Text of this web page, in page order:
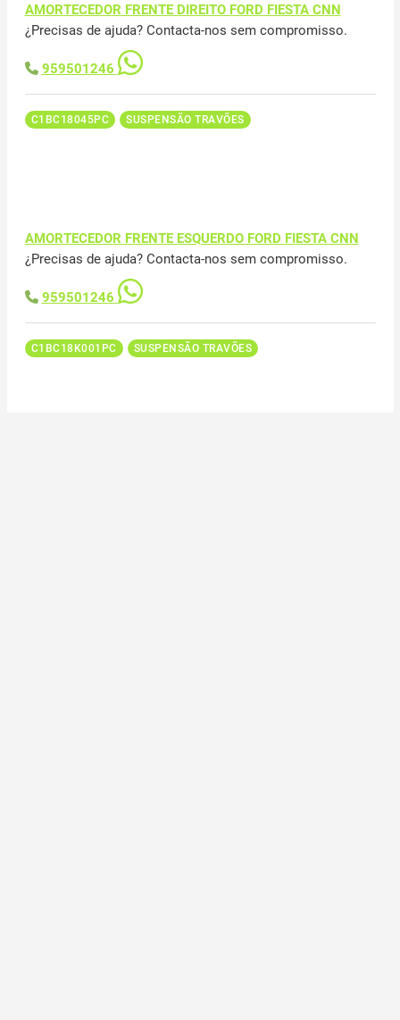
AMORTECEDOR FRENTE DIREITO FORD FIESTA CNN
¿Precisas de ajuda? Contacta-nos sem compromisso.
959501246
C1BC18045PC SUSPENSÃO TRAVÕES
AMORTECEDOR FRENTE ESQUERDO FORD FIESTA CNN
¿Precisas de ajuda? Contacta-nos sem compromisso.
959501246
C1BC18K001PC SUSPENSÃO TRAVÕES